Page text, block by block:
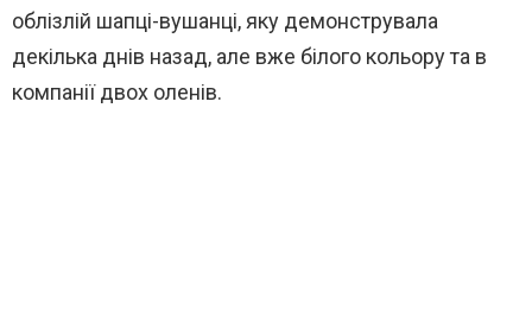
облізлій шапці-вушанці, яку демонструвала
декілька днів назад, але вже білого кольору та в
компанії двох оленів.